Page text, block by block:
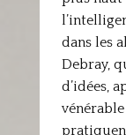
dans les
Debray,
d’idées,